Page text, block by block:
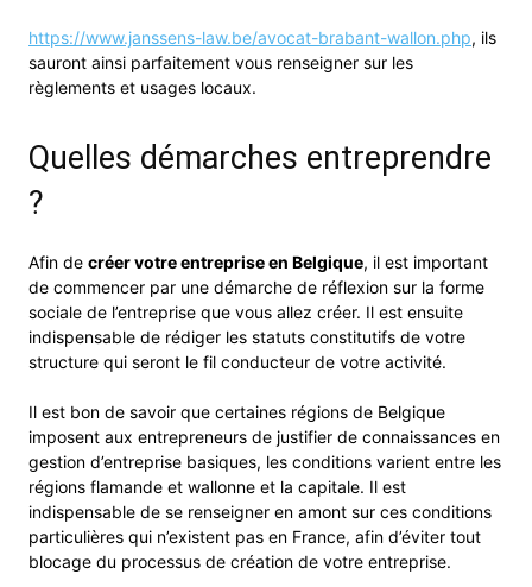
https://www.janssens-law.be/avocat-brabant-wallon.php, ils
sauront ainsi parfaitement vous renseigner sur les
règlements et usages locaux.
Quelles démarches entreprendre
?
Afin de créer votre entreprise en Belgique, il est important
de commencer par une démarche de réflexion sur la forme
sociale de l’entreprise que vous allez créer. Il est ensuite
indispensable de rédiger les statuts constitutifs de votre
structure qui seront le fil conducteur de votre activité.
Il est bon de savoir que certaines régions de Belgique
imposent aux entrepreneurs de justifier de connaissances en
gestion d’entreprise basiques, les conditions varient entre les
régions flamande et wallonne et la capitale. Il est
indispensable de se renseigner en amont sur ces conditions
particulières qui n’existent pas en France, afin d’éviter tout
blocage du processus de création de votre entreprise.